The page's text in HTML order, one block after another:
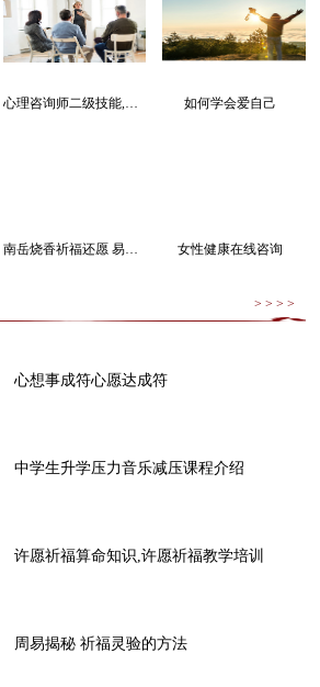
如何学会爱自己
南岳烧香祈福还愿 易经卜卦算命求运 女性健康在线咨询
> > > >
心想事成符心愿达成符
中学生升学压力音乐减压课程介绍
许愿祈福算命知识,许愿祈福教学培训
周易揭秘 祈福灵验的方法